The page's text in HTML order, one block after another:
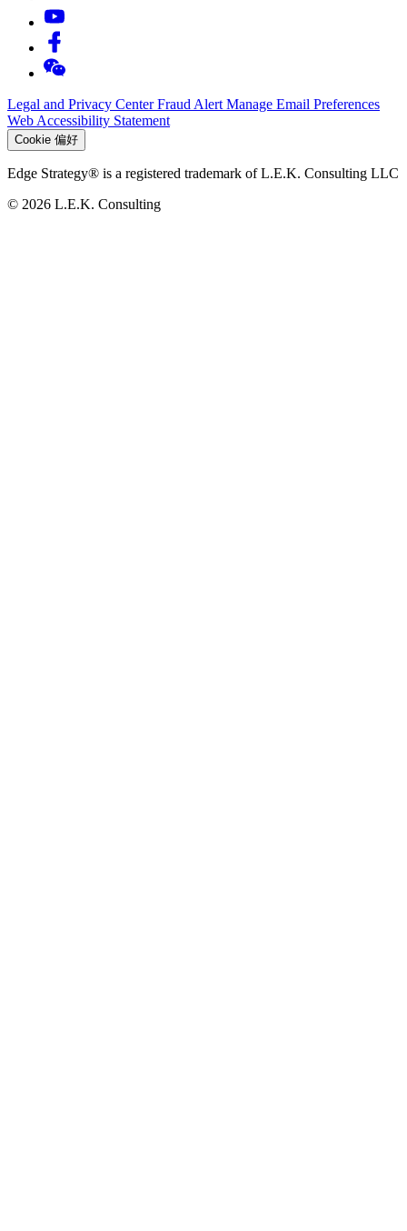
Legal and Privacy CenterFraud Alert Manage Email Preferences
Web Accessibility Statement
Cookie 偏好
Edge Strategy® is a registered trademark of L.E.K. Consulting LLC
© 2026 L.E.K. Consulting